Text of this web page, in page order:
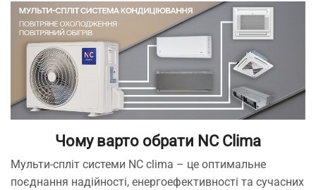
Чому варто обрати NC Clima
Мульти-спліт системи NC сlima – це оптимальне
поєднання надійності, енергоефективності та сучасних